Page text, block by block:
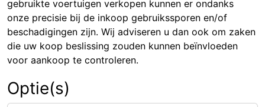
gebruikte voertuigen verkopen kunnen er ondanks
onze precisie bij de inkoop gebruikssporen en/of
beschadigingen zijn. Wij adviseren u dan ook om zaken
die uw koop beslissing zouden kunnen beïnvloeden
voor aankoop te controleren.
Optie(s)